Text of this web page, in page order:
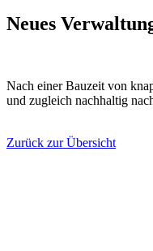
Neues
Nach einer Bauzeit von
und zugleich nachhaltig
Zurück zur Übersicht